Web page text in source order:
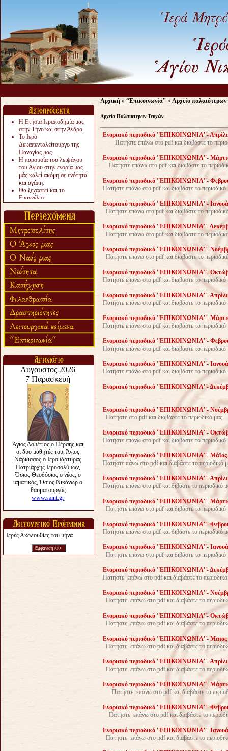
Η Ετήσια Ιεραποδημία μας
στην Τήνο και στην Άνδρο.
Το Ιερό
Δεκαπενταλείτουργο της
Παναγίας μας.
Η παρουσία του λειψάνου
του Αγίου στην ενορία μας
μάς καλεί ακόμη σε ενότητα
και αγάπη.
Θα ξεχαστεί και το
Ευαγγέλιο;
«πολύ αργά».
Ζητείται....
Ιερές Ακολουθίες του μήνα
Αρχική » “Επικοινωνία” » Αρχείο παλαιότερων
Αρχείο Παλαιότερων Τευχών
Ενοριακό περιοδικό ''ΕΠΙΚΟΙΝΩΝΙΑ''-
Πατήστε επάνω στο pdf και διαβάστε το
Ενοριακό περιοδικό ''ΕΠΙΚΟΙΝΩΝΙΑ''-
Πατήστε επάνω στο pdf και διαβάστε το
Ενοριακό περιοδικό ''ΕΠΙΚΟΙΝΩΝΙΑ''-
Πατήστε επάνω στο pdf και διαβάστε το περιοδικό
Ενοριακό περιοδικό ''ΕΠΙΚΟΙΝΩΝΙΑ''-
Πατήστε επάνω στο pdf και διαβάστε το
Ενοριακό περιοδικό ''ΕΠΙΚΟΙΝΩΝΙΑ''-
Πατήστε επάνω στο pdf και διαβάστε το
Ενοριακό περιοδικό ''ΕΠΙΚΟΙΝΩΝΙΑ''-
Πατήστε επάνω στο pdf και διαβάστε το
Ενοριακό περιοδικό ''ΕΠΙΚΟΙΝΩΝΙΑ''-
Πατήστε επάνω στο pdf και διαβάστε το περιοδικό
Ενοριακό περιοδικό ''ΕΠΙΚΟΙΝΩΝΙΑ''-
Πατήστε επάνω στο pdf και διαβάστε το περιοδικό
Ενοριακό περιοδικό ''ΕΠΙΚΟΙΝΩΝΙΑ''-
Πατήστε επάνω στο pdf και διαβάστε το
Ενοριακό περιοδικό ''ΕΠΙΚΟΙΝΩΝΙΑ''-
Πατήστε επάνω στο pdf και διαβάστε το περιοδικό
Ενοριακό περιοδικό ''ΕΠΙΚΟΙΝΩΝΙΑ''-
Πατήστε επάνω στο pdf και διαβάστε το
Ενοριακό περιοδικό ''ΕΠΙΚΟΙΝΩΝΙΑ''-
Ενοριακό περιοδικό ''ΕΠΙΚΟΙΝΩΝΙΑ''-
Πατήστε στο pdf και διαβάστε το περιοδικό μας.
Ενοριακό περιοδικό ''ΕΠΙΚΟΙΝΩΝΙΑ''-
Πατήστε επάνω στο pdf και διαβάστε το περιοδικό
Ενοριακό περιοδικό ''ΕΠΙΚΟΙΝΩΝΙΑ''- Μάϊος
Πατήστε πάνω στο pdf και διαβάστε το περιοδικό
Ενοριακό περιοδικό ''ΕΠΙΚΟΙΝΩΝΙΑ''-
Πατήστε επάνω στο pdf και διβάστε το περιοδικό
Ενοριακό περιοδικό ''ΕΠΙΚΟΙΝΩΝΙΑ''-
Πατήστε επάνω στο pdf και διβάστε το
Ενοριακό περιοδικό ''ΕΠΙΚΟΙΝΩΝΙΑ''-
Πατήστε επάνω στο pdf και διβάστε το περιοδικό
Ενοριακό περιοδικό ''ΕΠΙΚΟΙΝΩΝΙΑ''-
Πατήστε επάνω στο pdf και διβάστε το περιοδικό
Ενοριακό περιοδικό ''ΕΠΙΚΟΙΝΩΝΙΑ''-
Πατήστε επάνω στο pdf και διαβάστε το
Ενοριακό περιοδικό ''ΕΠΙΚΟΙΝΩΝΙΑ''-
Πατήστε επάνω στο pdf και διαβάστε το
Ενοριακό περιοδικό ''ΕΠΙΚΟΙΝΩΝΙΑ''-
Πατήστε επάνω στο pdf και διαβάστε το
Ενοριακό περιοδικό ''ΕΠΙΚΟΙΝΩΝΙΑ''- Mαιος
Πατήστε επάνω στο pdf και διαβάστε το
Ενοριακό περιοδικό ''ΕΠΙΚΟΙΝΩΝΙΑ''-
Πατήστε επάνω στο pdf και διαβάστε το
Ενοριακό περιοδικό ''ΕΠΙΚΟΙΝΩΝΙΑ''-
Πατήστε επάνω στο pdf και διαβάστε το
Ενοριακό περιοδικό ''ΕΠΙΚΟΙΝΩΝΙΑ''-
Πατήστε επάνω στο pdf και διαβάστε το
Ενοριακό περιοδικό ''ΕΠΙΚΟΙΝΩΝΙΑ''-
Πατήστε επάνω στο pdf και διαβάστε το